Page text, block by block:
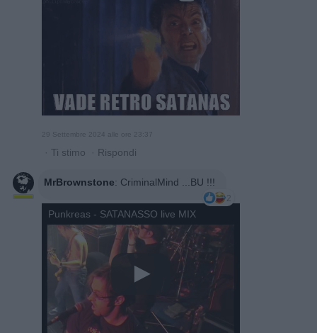
29 Settembre 2024 alle ore 23:37
· Ti stimo · Rispondi
MrBrownstone: CriminalMind ...BU !!!
2
Punkreas - SATANASSO live MIX